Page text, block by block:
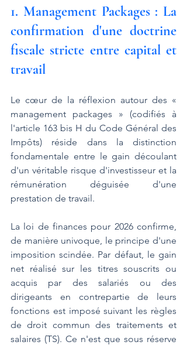
1. Management Packages : La
confirmation d'une doctrine
fiscale stricte entre capital et
travail
Le cœur de la réflexion autour des «
management packages » (codifiés à
l'article 163 bis H du Code Général des
Impôts) réside dans la distinction
fondamentale entre le gain découlant
d'un véritable risque d'investisseur et la
rémunération déguisée d'une
prestation de travail.
La loi de finances pour 2026 confirme,
de manière univoque, le principe d'une
imposition scindée. Par défaut, le gain
net réalisé sur les titres souscrits ou
acquis par des salariés ou des
dirigeants en contrepartie de leurs
fonctions est imposé suivant les règles
de droit commun des traitements et
salaires (TS). Ce n'est que sous réserve